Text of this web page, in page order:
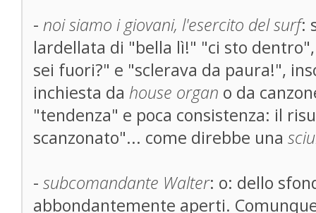
- noi siamo i giovani, l'esercito del surf:
lardellata di "bella lì!" "ci sto
sei fuori?" e "sclerava da paura!",
inchiesta da house organ o da
"tendenza" e poca consistenza: il
scanzonato"... come direbbe una
- subcomandante Walter: o: dello
abbondantemente aperti.